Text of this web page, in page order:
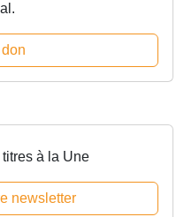
à la Une
newsletter